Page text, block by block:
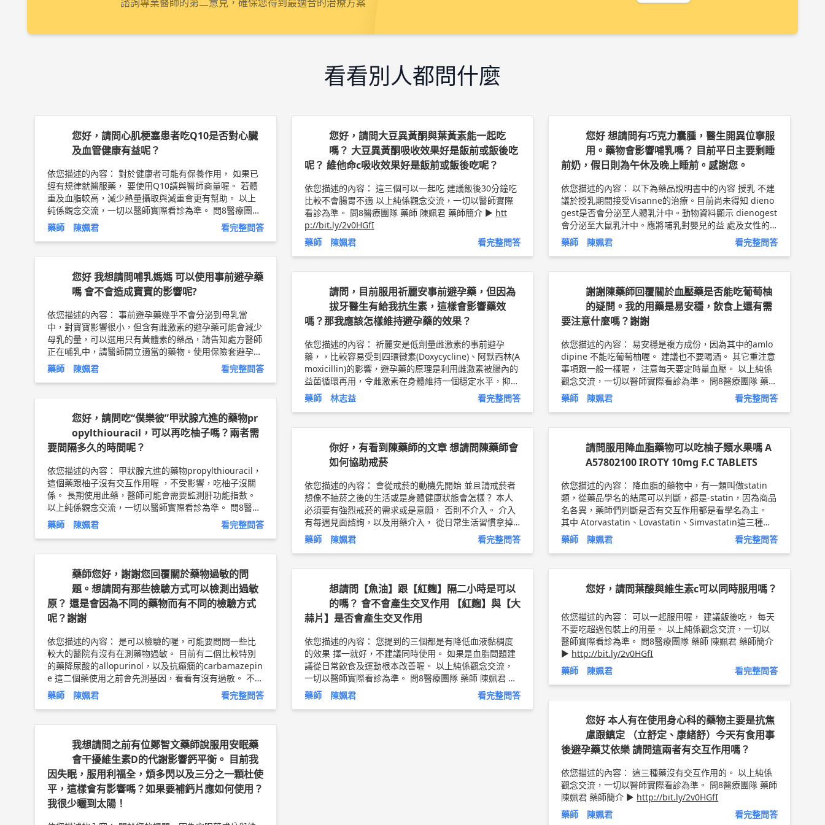
看看別人都問什麼
您好，請問心肌梗塞患者吃Q10是否對心臟
及血管健康有益呢？
依您描述的內容： 對於健康者可能有保養作用， 如果已
經有規律就醫服藥， 要使用Q10請與醫師商量喔。 若體
重及血脂較高，減少熱量攝取與減重會更有幫助。 以上
純係觀念交流，一切以醫師實際看診為準。 問8醫療團隊
藥師 陳姵君 藥師簡介 ►
http://bit.ly/2v0HGfI
藥師 陳姵君 看完整問答
您好，請問大豆異黃酮與葉黃素能一起吃
嗎？ 大豆異黃酮吸收效果好是飯前或飯後吃
呢？ 維他命c吸收效果好是飯前或飯後吃呢？
依您描述的內容： 這三個可以一起吃 建議飯後30分鐘吃
比較不會腸胃不適 以上純係觀念交流，一切以醫師實際
看診為準。 問8醫療團隊 藥師 陳姵君 藥師簡介 ► htt
p://bit.ly/2v0HGfI
藥師 陳姵君
看完整問答
您好 想請問有巧克力囊腫，醫生開異位寧服
用。藥物會影響哺乳嗎？ 目前平日主要剩睡
前奶，假日則為午休及晚上睡前。感謝您。
依您描述的內容： 以下為藥品說明書中的內容 授乳 不建
議於授乳期間接受Visanne的治療。目前尚未得知 dieno
gest是否會分泌至人體乳汁中。動物資料顯示 dienogest
會分泌至大鼠乳汁中。應將哺乳對嬰兒的益 處及女性的
治療效益納入考量，再決定是否要停止哺 乳或停止Visan
ne療法。 ----- 不建議在服藥期間，進行授乳，吃藥的時
勵您開始把『安心休息』，安排進您的日常生活當中，知
道您一直很辛苦，很努力，巧囊是要提醒妳， 作為一個
女生，是很有價值的，不需要跟男生去競爭，你也值得好
好休息，好好愛護自己以及新的生命， 也推薦您把正念
冥想，帶到生活中，時時刻刻選擇為自己創造美好的體
醫療團隊 藥師 陳姵君 藥師簡介 ►http://bit.ly/2v0HGfI
藥師 陳姵君 看完整問答
您好 我想請問哺乳媽媽 可以使用事前避孕藥
嗎 會不會造成寶寶的影響呢?
依您描述的內容： 事前避孕藥幾乎不會分泌到母乳當
中，對寶寶影響很小，但含有雌激素的避孕藥可能會減少
母乳的量，可以選用只有黃體素的藥品，請告知處方醫師
正在哺乳中，請醫師開立適當的藥物。使用保險套避孕也
是安全有效的方法。 以上純係觀念交流，一切以醫師實
際看診為準。 問8醫療團隊 藥師 陳姵君 藥師簡介 ►htt
藥師 陳姵君 看完整問答
請問，目前服用祈麗安事前避孕藥，但因為
拔牙醫生有給我抗生素，這樣會影響藥效
嗎？那我應該怎樣維持避孕藥的效果？
依您描述的內容： 祈麗安是低劑量雌激素的事前避孕
藥，，比較容易受到四環黴素(Doxycycline)、阿默西林(A
moxicillin)的影響，避孕藥的原理是利用雌激素被腸內的
益菌循環再用，令雌激素在身體維持一個穩定水平，抑制
卵巢排卵而達到避孕效果。但上述抗生素較有可能因為殺
死腸內益菌，使雌激素血中濃度減少，影響效果。如果是
的避孕措施(保險套之類的方式)，並持續使用至停藥後的
一星期。假使抗生素治療已經持續超過兩周以上，腸道內
的益菌可能已經產生抗藥性的平衡，因此雌激素就不易受
到代謝的影響，如果已經是長期服用抗生素就不需要額外
使用阻隔式的避孕方式。 以上純係觀念交流，一切以醫
師實際看診為準。 藥濟藥局 諮詢藥師 林志益 藥師簡介
►http://bit.ly/2LXlHli
藥師 林志益 看完整問答
謝謝陳藥師回覆關於血壓藥是否能吃葡萄柚
的疑問。我的用藥是易安穩，飲食上還有需
要注意什麼嗎？謝謝
依您描述的內容： 易安穩是複方成份，因為其中的amlo
dipine 不能吃葡萄柚喔。 建議也不要喝酒。 其它重注意
事項跟一般一樣喔， 注意每天要定時量血壓。 以上純係
觀念交流，一切以醫師實際看診為準。 問8醫療團隊 藥師
陳姵君 藥師簡介 ►
藥師 陳姵君 看完整問答
您好，請問吃“僕樂彼”甲狀腺亢進的藥物pr
opylthiouracil，可以再吃柚子嗎？兩者需
要間隔多久的時間呢？
依您描述的內容： 甲狀腺亢進的藥物propylthiouracil，
這個藥跟柚子沒有交互作用喔 ，不受影響，吃柚子沒關
係。 長期使用此藥，醫師可能會需要監測肝功能指數。
以上純係觀念交流，一切以醫師實際看診為準。 問8醫療
http://bit.ly/2v0HGfI
藥師 陳姵君 看完整問答
你好，有看到陳藥師的文章 想請問陳藥師會
如何協助戒菸
依您描述的內容： 會從戒菸的動機先開始 並且請戒菸者
想像不抽菸之後的生活或是身體健康狀態會怎樣？ 本人
必須要有強烈戒菸的需求或是意願， 否則不介入。 介入
有每週見面諮詢，以及用藥介入， 從日常生活習慣拿掉
可能會讓人想抽菸的固定習慣 譬如習慣每天習慣去一家
超商買咖啡 店員太熟了，看到你來就拿出菸， 那就換一
適合的方法不一樣， 建議去看一本書：一千萬人都說有
效的戒菸方法 書名很直白，是一個老菸槍寫的，方法跟
想法都很棒。 用藥介入，藥師可以用的是尼古丁替代療
法， 有口香糖以及貼片， 可以單用或是搭配使用。 改變
習慣需要強烈的動機， 以及適時搭配一些生理的回饋，
其中的藥師幫忙～ 祝您明天就能生活在空氣清新的環境
以上純係觀念交流，一切以醫師實際看診為準。 問8醫療
團隊 藥師 陳姵君 藥師簡介 ►http://bit.ly/2v0HGfI
藥師 陳姵君 看完整問答
請問服用降血脂藥物可以吃柚子類水果嗎 A
A57802100 IROTY 10mg F.C TABLETS
依您描述的內容： 降血脂的藥物中，有一類叫做statin
類，從藥品學名的結尾可以判斷，都是-statin，因為商品
名各異，藥師們判斷是否有交互作用都是看學名為主。
其中 Atorvastatin、Lovastatin、Simvastatin這三種成
分不能跟柚子併用，會減少藥物代謝，延長藥物停留在體
內的時間，進而增加濃度，提高副作用發生的可能性（肌
vastatin、Pravastatin則不會跟柚子有交互作用。 若是
不容易記憶或是不理解藥名，可以在領藥時向藥師諮詢，
這題是國考必考題目。 服用此類藥物都不建議飲酒喔。
團隊 藥師 陳姵君
藥師 陳姵君 看完整問答
藥師您好，謝謝您回覆關於藥物過敏的問
題。想請問有那些檢驗方式可以檢測出過敏
原？ 還是會因為不同的藥物而有不同的檢驗方式
呢？謝謝
依您描述的內容： 是可以檢驗的喔，可能要問問一些比
較大的醫院有沒有在測藥物過敏。 目前有二個比較特別
的藥降尿酸的allopurinol，以及抗癲癇的carbamazepin
e 這二個藥使用之前會先測基因，看看有沒有過敏。 不同
的藥物是不同的檢驗方法喔，因為每個藥物本身就是不一
樣的東西，所以無法用單一方法測得。 以上純係觀念交
君 藥師簡介 ►http://bit.ly/2v0HGfI
藥師 陳姵君 看完整問答
想請問【魚油】跟【紅麴】隔二小時是可以
的嗎？ 會不會產生交叉作用 【紅麴】與【大
蒜片】是否會產生交叉作用
依您描述的內容： 您提到的三個都是有降低血液黏稠度
的效果 擇一就好，不建議同時使用。 如果是血脂問題建
議從日常飲食及運動根本改善喔。 以上純係觀念交流，
一切以醫師實際看診為準。 問8醫療團隊 藥師 陳姵君 藥
師簡介 ►http://bit.ly/2v0HGfI
藥師 陳姵君 看完整問答
您好，請問葉酸與維生素c可以同時服用嗎？
依您描述的內容： 可以一起服用喔， 建議飯後吃， 每天
不要吃超過包裝上的用量。 以上純係觀念交流，一切以
醫師實際看診為準。 問8醫療團隊 藥師 陳姵君 藥師簡介
► http://bit.ly/2v0HGfI
藥師 陳姵君
看完整問答
您好 本人有在使用身心科的藥物主要是抗焦
慮跟鎮定 （立舒定、康緒舒）今天有食用事
後避孕藥艾依樂 請問這兩者有交互作用嗎？
依您描述的內容： 這三種藥沒有交互作用的。 以上純係
觀念交流，一切以醫師實際看診為準。 問8醫療團隊 藥師
陳姵君 藥師簡介 ► http://bit.ly/2v0HGfI
藥師 陳姵君
看完整問答
我想請問之前有位鄭智文藥師說服用安眠藥
會干擾維生素D的代謝影響鈣平衡。 目前我
因失眠，服用利福全，煩多閃以及三分之一顆杜使
平，這樣會有影響嗎？如果要補鈣片應如何使用？
我很少曬到太陽！